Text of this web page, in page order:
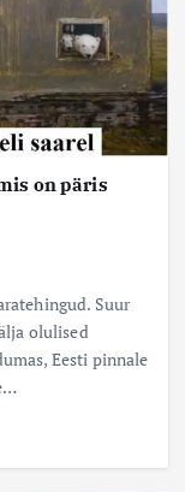
on päris
Suur
olulised
Eesti pinnale